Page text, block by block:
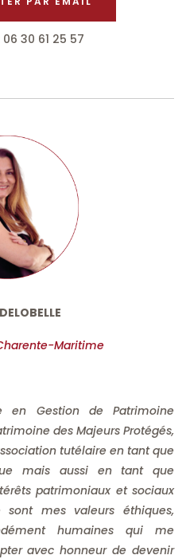
30 61 25 57
Maritime
en Gestion de Patrimoine
des Majeurs Protégés,
tutélaire en tant que
mais aussi en tant que
patrimoniaux et sociaux
mes valeurs éthiques,
humaines qui me
avec honneur de devenir